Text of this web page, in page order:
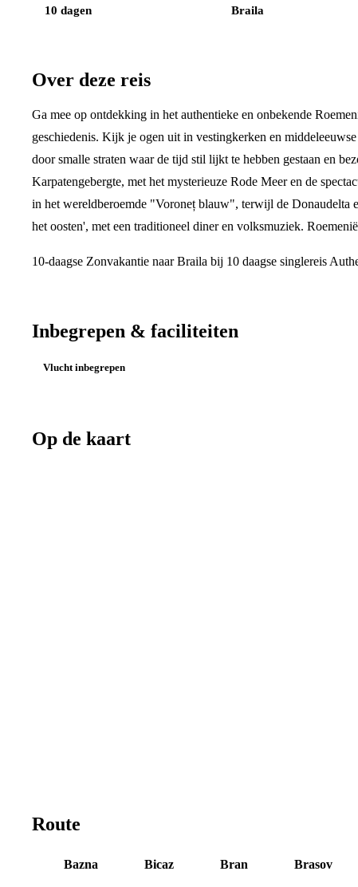
10 dagen Braila
Over deze reis
Ga mee op ontdekking in het authentieke en onbekende
geschiedenis. Kijk je ogen uit in vestingkerken en
door smalle straten waar de tijd stil lijkt te hebben gestaan en
Karpatengebergte, met het mysterieuze Rode Meer en de
in het wereldberoemde "Voroneț blauw", terwijl de Donaudelta
het oosten', met een traditioneel diner en volksmuziek.
10-daagse Zonvakantie naar Braila bij 10 daagse singlereis
Inbegrepen & faciliteiten
Vlucht inbegrepen
Op de kaart
Route
Bazna Bicaz Bran Brasov